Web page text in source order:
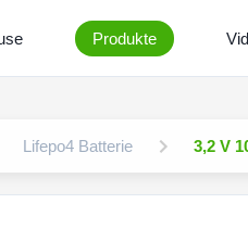
Produkte
Lifepo4 Batterie 3,2 V